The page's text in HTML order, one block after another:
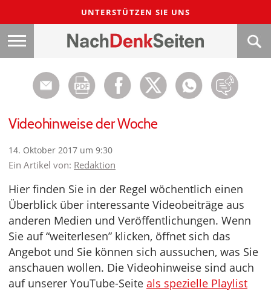
UNTERSTÜTZEN SIE UNS
Videohinweise der Woche
14. Oktober 2017 um 9:30
Ein Artikel von: Redaktion
Hier finden Sie in der Regel wöchentlich einen
Überblick über interessante Videobeiträge aus
anderen Medien und Veröffentlichungen. Wenn
Sie auf “weiterlesen” klicken, öffnet sich das
Angebot und Sie können sich aussuchen, was Sie
anschauen wollen. Die Videohinweise sind auch
auf unserer YouTube-Seite als spezielle Playlist